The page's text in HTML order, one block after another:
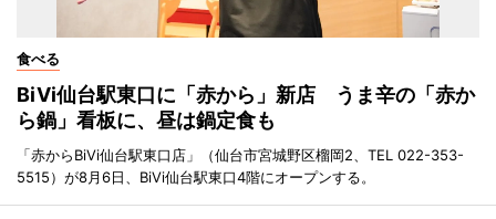
食べる
BiVi仙台駅東口に「赤から」新店 うま辛の「赤か
ら鍋」看板に、昼は鍋定食も
「赤からBiVi仙台駅東口店」（仙台市宮城野区榴岡2、TEL 022-353-
5515）が8月6日、BiVi仙台駅東口4階にオープンする。